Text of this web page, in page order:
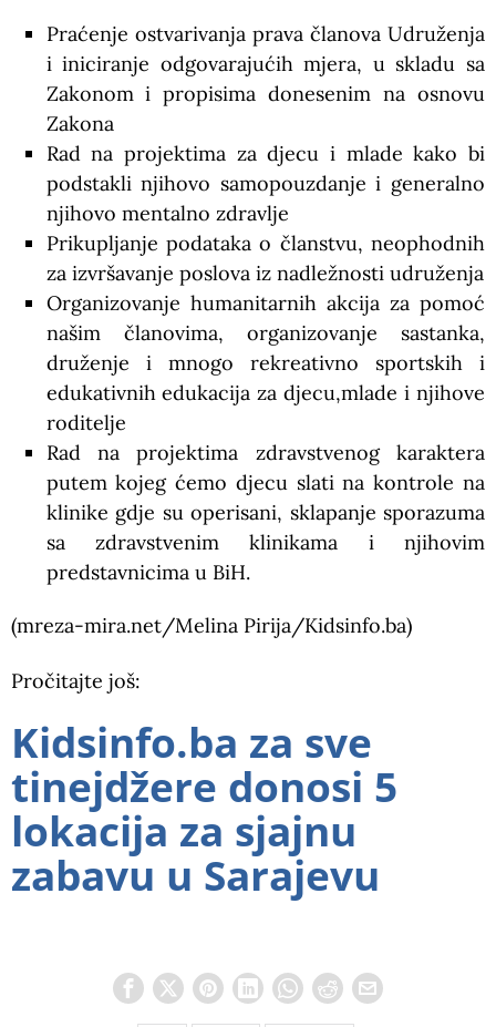
Praćenje ostvarivanja prava članova Udruženja
i iniciranje odgovarajućih mjera, u skladu sa
Zakonom i propisima donesenim na osnovu
Zakona
Rad na projektima za djecu i mlade kako bi
podstakli njihovo samopouzdanje i generalno
njihovo mentalno zdravlje
Prikupljanje podataka o članstvu, neophodnih
za izvršavanje poslova iz nadležnosti udruženja
Organizovanje humanitarnih akcija za pomoć
našim članovima, organizovanje sastanka,
druženje i mnogo rekreativno sportskih i
edukativnih edukacija za djecu,mlade i njihove
roditelje
Rad na projektima zdravstvenog karaktera
putem kojeg ćemo djecu slati na kontrole na
klinike gdje su operisani, sklapanje sporazuma
sa zdravstvenim klinikama i njihovim
predstavnicima u BiH.
(mreza-mira.net/Melina Pirija/Kidsinfo.ba)
Pročitajte još:
Kidsinfo.ba za sve
tinejdžere donosi 5
lokacija za sjajnu
zabavu u Sarajevu